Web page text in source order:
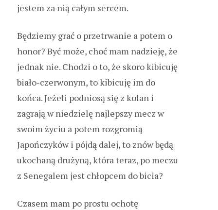
jestem za nią całym sercem.
Będziemy grać o przetrwanie a potem o
honor? Być może, choć mam nadzieję, że
jednak nie. Chodzi o to, że skoro kibicuję
biało-czerwonym, to kibicuję im do
końca. Jeżeli podniosą się z kolan i
zagrają w niedzielę najlepszy mecz w
swoim życiu a potem rozgromią
Japończyków i pójdą dalej, to znów będą
ukochaną drużyną, która teraz, po meczu
z Senegalem jest chłopcem do bicia?
Czasem mam po prostu ochotę